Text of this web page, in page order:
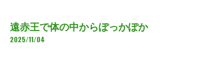
遠赤王で体の中からぽっかぽか
2025/11/04